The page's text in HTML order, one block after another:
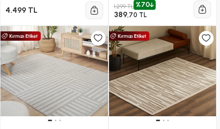
4.499 TL 1.299 TL %70
389,70 TL